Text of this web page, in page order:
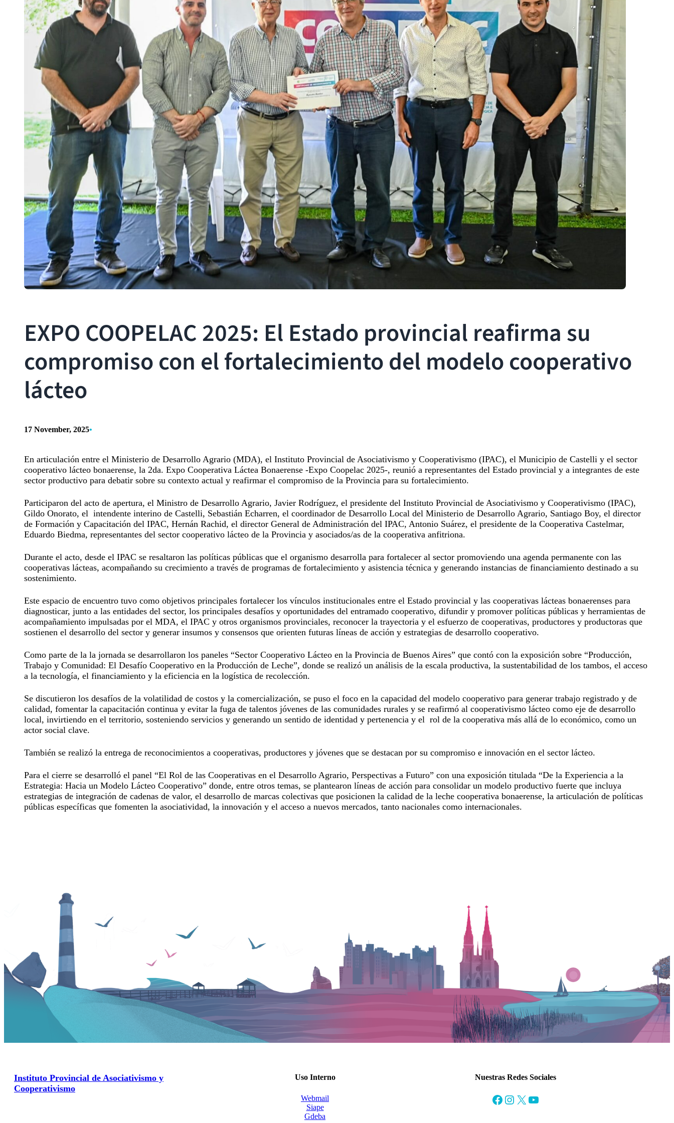
EXPO COOPELAC 2025: El Estado provincial reafirma su
compromiso con el fortalecimiento del modelo cooperativo
lácteo
17 November, 2025•
En articulación entre el Ministerio de Desarrollo Agrario (MDA), el Instituto Provincial de Asociativismo y Cooperativismo (IPAC), el Municipio de Castelli y el sector
cooperativo lácteo bonaerense, la 2da. Expo Cooperativa Láctea Bonaerense -Expo Coopelac 2025-, reunió a representantes del Estado provincial y a integrantes de este
sector productivo para debatir sobre su contexto actual y reafirmar el compromiso de la Provincia para su fortalecimiento.
Participaron del acto de apertura, el Ministro de Desarrollo Agrario, Javier Rodríguez, el presidente del Instituto Provincial de Asociativismo y Cooperativismo (IPAC),
Gildo Onorato, el intendente interino de Castelli, Sebastián Echarren, el coordinador de Desarrollo Local del Ministerio de Desarrollo Agrario, Santiago Boy, el director
de Formación y Capacitación del IPAC, Hernán Rachid, el director General de Administración del IPAC, Antonio Suárez, el presidente de la Cooperativa Castelmar,
Eduardo Biedma, representantes del sector cooperativo lácteo de la Provincia y asociados/as de la cooperativa anfitriona.
Durante el acto, desde el IPAC se resaltaron las políticas públicas que el organismo desarrolla para fortalecer al sector promoviendo una agenda permanente con las
cooperativas lácteas, acompañando su crecimiento a través de programas de fortalecimiento y asistencia técnica y generando instancias de financiamiento destinado a su
sostenimiento.
Este espacio de encuentro tuvo como objetivos principales fortalecer los vínculos institucionales entre el Estado provincial y las cooperativas lácteas bonaerenses para
diagnosticar, junto a las entidades del sector, los principales desafíos y oportunidades del entramado cooperativo, difundir y promover políticas públicas y herramientas de
acompañamiento impulsadas por el MDA, el IPAC y otros organismos provinciales, reconocer la trayectoria y el esfuerzo de cooperativas, productores y productoras que
sostienen el desarrollo del sector y generar insumos y consensos que orienten futuras líneas de acción y estrategias de desarrollo cooperativo.
Como parte de la la jornada se desarrollaron los paneles “Sector Cooperativo Lácteo en la Provincia de Buenos Aires” que contó con la exposición sobre “Producción,
Trabajo y Comunidad: El Desafío Cooperativo en la Producción de Leche”, donde se realizó un análisis de la escala productiva, la sustentabilidad de los tambos, el acceso
a la tecnología, el financiamiento y la eficiencia en la logística de recolección.
Se discutieron los desafíos de la volatilidad de costos y la comercialización, se puso el foco en la capacidad del modelo cooperativo para generar trabajo registrado y de
calidad, fomentar la capacitación continua y evitar la fuga de talentos jóvenes de las comunidades rurales y se reafirmó al cooperativismo lácteo como eje de desarrollo
local, invirtiendo en el territorio, sosteniendo servicios y generando un sentido de identidad y pertenencia y el rol de la cooperativa más allá de lo económico, como un
actor social clave.
También se realizó la entrega de reconocimientos a cooperativas, productores y jóvenes que se destacan por su compromiso e innovación en el sector lácteo.
Para el cierre se desarrolló el panel “El Rol de las Cooperativas en el Desarrollo Agrario, Perspectivas a Futuro” con una exposición titulada “De la Experiencia a la
Estrategia: Hacia un Modelo Lácteo Cooperativo” donde, entre otros temas, se plantearon líneas de acción para consolidar un modelo productivo fuerte que incluya
estrategias de integración de cadenas de valor, el desarrollo de marcas colectivas que posicionen la calidad de la leche cooperativa bonaerense, la articulación de políticas
públicas específicas que fomenten la asociatividad, la innovación y el acceso a nuevos mercados, tanto nacionales como internacionales.
Instituto Provincial de Asociativismo y
Cooperativismo
Uso Interno
Webmail
Siape
Gdeba
Nuestras Redes Sociales
Facebook Instagram X YouTube